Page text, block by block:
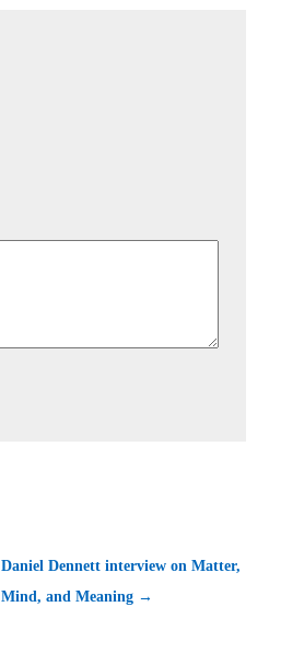
Daniel Dennett interview on Matter,
Mind, and Meaning →